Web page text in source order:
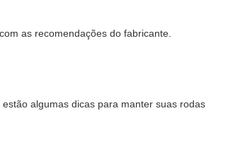
as recomendações do fabricante.
algumas dicas para manter suas rodas